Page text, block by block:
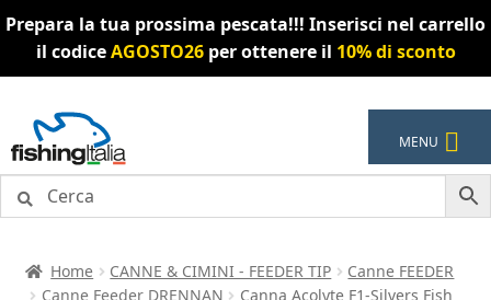
Prepara la tua prossima pescata!!! Inserisci nel carrello
il codiceAGOSTO26per ottenere il 10% di sconto
alla
navigazione
al
contenuto
MENU
Home CANNE & CIMINI - FEEDER TIP
Canne FEEDER
Canne Feeder DRENNAN
Canna Acolyte F1-Silvers Fish